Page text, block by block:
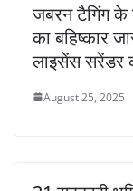
जबरन टैगिंग के
का बहिष्कार
लाइसेंस सरेंडर
August 25, 2025